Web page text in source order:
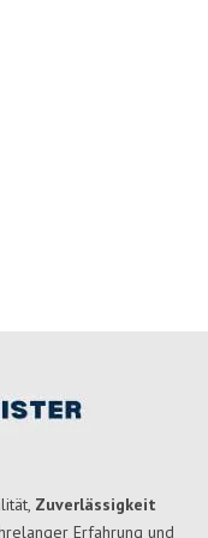
Zuverlässigkeit
Erfahrung und